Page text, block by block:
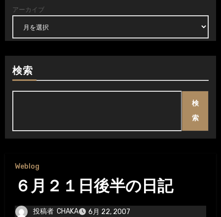
アーカイブ
検索
検
索
Weblog
６月２１日後半の日記
投稿者 CHAKA 6月 22, 2007